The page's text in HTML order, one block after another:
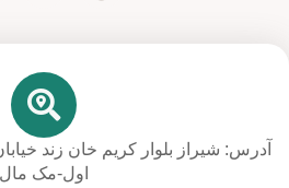
آدرس: شیراز بلوار کریم خان زند
اول-مک مال